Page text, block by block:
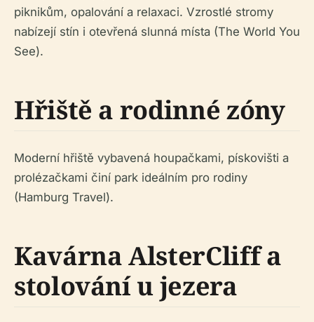
piknikům, opalování a relaxaci. Vzrostlé stromy
nabízejí stín i otevřená slunná místa (The World You
See).
Hřiště a rodinné zóny
Moderní hřiště vybavená houpačkami, pískovišti a
prolézačkami činí park ideálním pro rodiny
(Hamburg Travel).
Kavárna AlsterCliff a
stolování u jezera